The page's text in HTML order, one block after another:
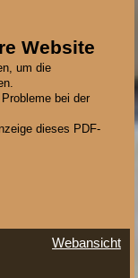
Website
um die
bei der
dieses PDF-
Webansicht